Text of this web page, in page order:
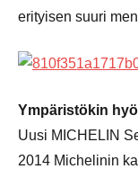
erityisen suuri
Ympäristökin
Uusi MICHELIN
2014 Michelinin